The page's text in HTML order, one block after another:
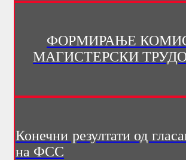
ФОРМИРАЊЕ
МАГИСТЕРСКИ
Конечни резултати од
на ФСС